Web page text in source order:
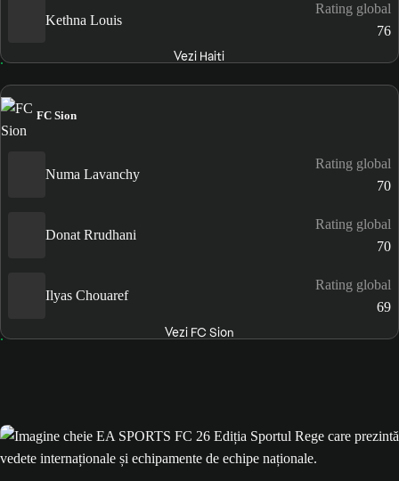
Kethna Louis
Rating global
76
Vezi Haiti
FC Sion
Numa Lavanchy
Rating global
70
Donat Rrudhani
Rating global
70
Ilyas Chouaref
Rating global
69
Vezi FC Sion